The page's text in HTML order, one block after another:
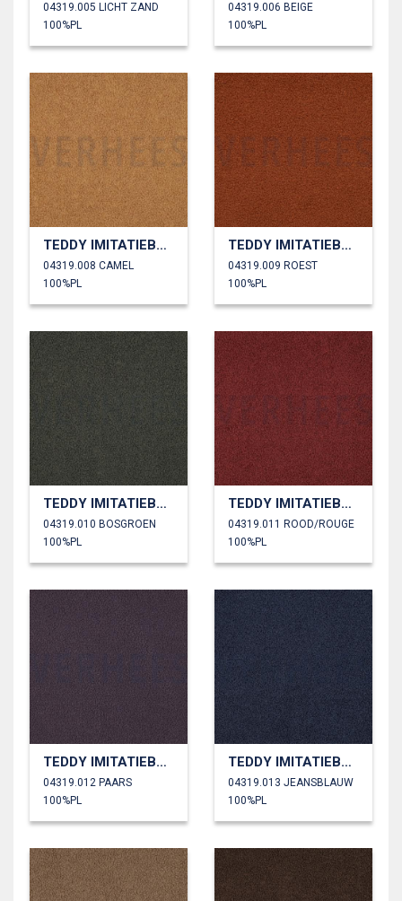
04319.005 LICHT ZAND
100%PL
04319.006 BEIGE
100%PL
TEDDY IMITATIEBONT
04319.008 CAMEL
100%PL
TEDDY IMITATIEBONT
04319.009 ROEST
100%PL
TEDDY IMITATIEBONT
04319.010 BOSGROEN
100%PL
TEDDY IMITATIEBONT
04319.011 ROOD/ROUGE
100%PL
TEDDY IMITATIEBONT
04319.012 PAARS
100%PL
TEDDY IMITATIEBONT
04319.013 JEANSBLAUW
100%PL